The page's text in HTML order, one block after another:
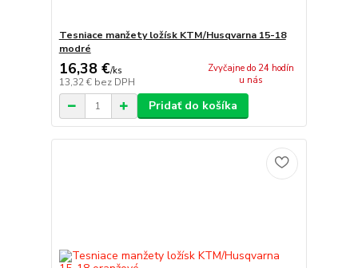
Tesniace manžety ložísk KTM/Husqvarna 15-18
modré
16,38 €/ks
13,32 € bez DPH
Zvyčajne do 24 hodín
u nás
Pridať do košíka